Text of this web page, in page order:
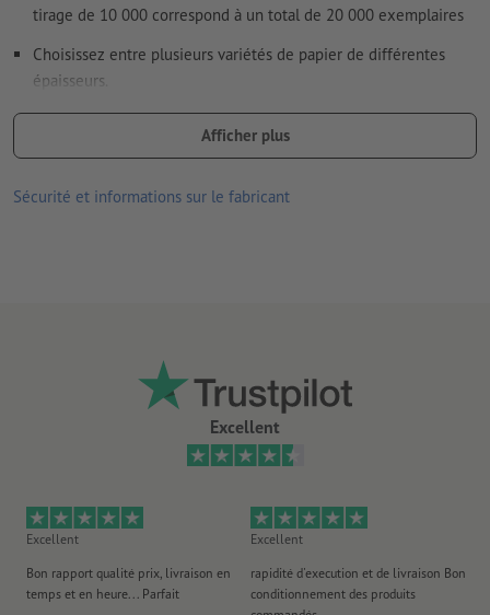
tirage de 10 000 correspond à un total de 20 000 exemplaires
Choisissez entre plusieurs variétés de papier de différentes
épaisseurs.
Offrez à vos cartes de visite une finition élégante avec
différents vernis et revêtements de qualité.
Afficher plus
Sécurité et informations sur le fabricant
Excellent
Excellent
Bon rapport qualité prix, livraison en
temps et en heure... Parfait
Excellent
rapidité d'execution et de livraison Bon
conditionnement des produits